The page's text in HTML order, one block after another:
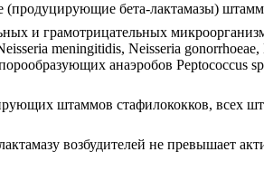
(продуцирующие бета-лактамазы)
и грамотрицательных
meningitidis, Neisseria
анаэробов Peptococcus
штаммов стафилококков, всех
возбудителей не превышает